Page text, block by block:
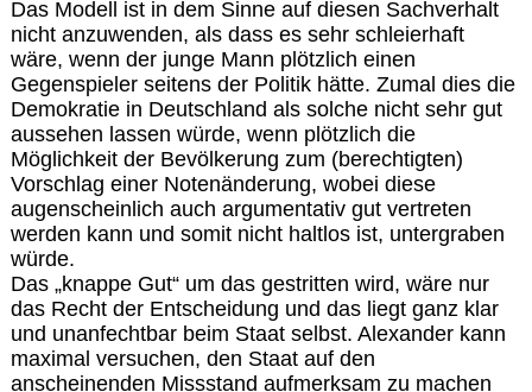
Das Modell ist in dem Sinne auf diesen Sachverhalt
nicht anzuwenden, als dass es sehr schleierhaft
wäre, wenn der junge Mann plötzlich einen
Gegenspieler seitens der Politik hätte. Zumal dies die
Demokratie in Deutschland als solche nicht sehr gut
aussehen lassen würde, wenn plötzlich die
Möglichkeit der Bevölkerung zum (berechtigten)
Vorschlag einer Notenänderung, wobei diese
augenscheinlich auch argumentativ gut vertreten
werden kann und somit nicht haltlos ist, untergraben
würde.
Das „knappe Gut“ um das gestritten wird, wäre nur
das Recht der Entscheidung und das liegt ganz klar
und unanfechtbar beim Staat selbst. Alexander kann
maximal versuchen, den Staat auf den
anscheinenden Missstand aufmerksam zu machen